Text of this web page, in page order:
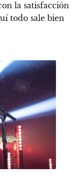
la satisfacción
todo sale bien